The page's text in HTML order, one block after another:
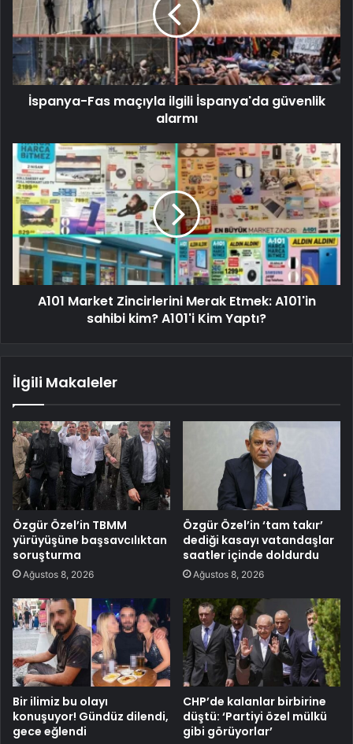
İspanya-Fas maçıyla ilgili İspanya'da güvenlik
alarmı
A101 Market Zincirlerini Merak Etmek: A101'in
sahibi kim? A101'i Kim Yaptı?
İlgili Makaleler
Özgür Özel’in TBMM
yürüyüşüne başsavcılıktan
soruşturma
Ağustos 8, 2026
Özgür Özel’in ‘tam takır’
dediği kasayı vatandaşlar
saatler içinde doldurdu
Ağustos 8, 2026
Bir ilimiz bu olayı
konuşuyor! Gündüz dilendi,
gece eğlendi
CHP’de kalanlar birbirine
düştü: ‘Partiyi özel mülkü
gibi görüyorlar’